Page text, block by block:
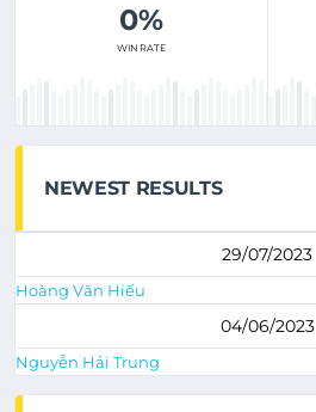
0%
WIN RATE
NEWEST RESULTS
29/07/2023
Hoàng Văn Hiếu
04/06/2023
Nguyễn Hải Trung